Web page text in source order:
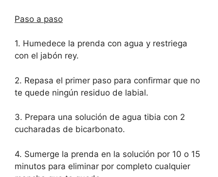
Paso a paso
1. Humedece la prenda con agua y restriega
con el jabón rey.
2. Repasa el primer paso para confirmar que no
te quede ningún residuo de labial.
3. Prepara una solución de agua tibia con 2
cucharadas de bicarbonato.
4. Sumerge la prenda en la solución por 10 o 15
minutos para eliminar por completo cualquier